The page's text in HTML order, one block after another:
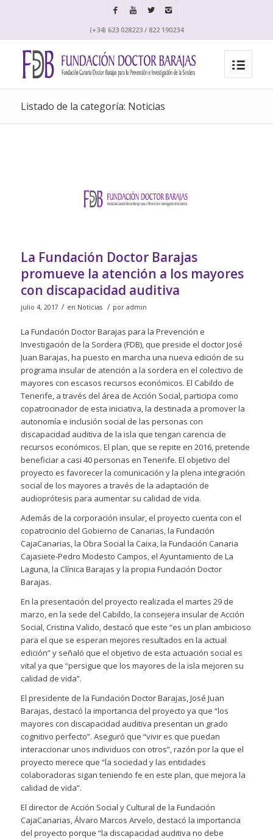
(+34) 623 028223 / 822 190234
Listado de la categoría: Noticias
La Fundación Doctor Barajas
promueve la atención a los mayores
con discapacidad auditiva
julio 4, 2017 / en Noticias / por admin
La Fundación Doctor Barajas para la Prevención e
Investigación de la Sordera (FDB), que preside el doctor José
Juan Barajas, ha puesto en marcha una nueva edición de su
programa insular de atención a la sordera en el colectivo de
mayores con escasos recursos económicos. El Cabildo de
Tenerife, a través del área de Acción Social, participa como
copatrocinador de esta iniciativa, la destinada a promover la
autonomía e inclusión social de las personas con
discapacidad auditiva de la isla que tengan carencia de
recursos económicos. El plan, que se repite en 2016, pretende
beneficiar a casi 40 personas en Tenerife. El objetivo del
proyecto es favorecer la comunicación y la plena integración
social de los mayores a través de la adaptación de
audioprótesis para aumentar su calidad de vida.
Además de la corporación insular, el proyecto cuenta con el
copatrocinio del Gobierno de Canarias, la Fundación
CajaCanarias, la Obra Social la Caixa, la Fundación Canaria
Cajasiete-Pedro Modesto Campos, el Ayuntamiento de La
Laguna, la Clínica Barajas y la propia Fundación Doctor
Barajas.
En la presentación del proyecto realizada el martes 29 de
marzo, en la sede del Cabildo, la consejera insular de Acción
Social, Cristina Valido, destacó que este “es un plan ambicioso
para el que se esperan mejores resultados en la actual
edición” y señaló que el objetivo de esta actuación social es
vital ya que “persigue que los mayores de la isla mejoren su
calidad de vida”.
El presidente de la Fundación Doctor Barajas, José Juan
Barajas, destacó la importancia del proyecto ya que “los
mayores con discapacidad auditiva presentan un grado
cognitivo perfecto”. Aseguró que “vivir es que puedan
interaccionar unos individuos con otros”, razón por la que el
proyecto merece que “la sociedad y las entidades
colaboradoras sigan teniendo fe en este plan, que mejora la
calidad de vida”.
El director de Acción Social y Cultural de la Fundación
CajaCanarias, Álvaro Marcos Arvelo, destacó la importancia
del proyecto porque “la discapacidad auditiva no debe